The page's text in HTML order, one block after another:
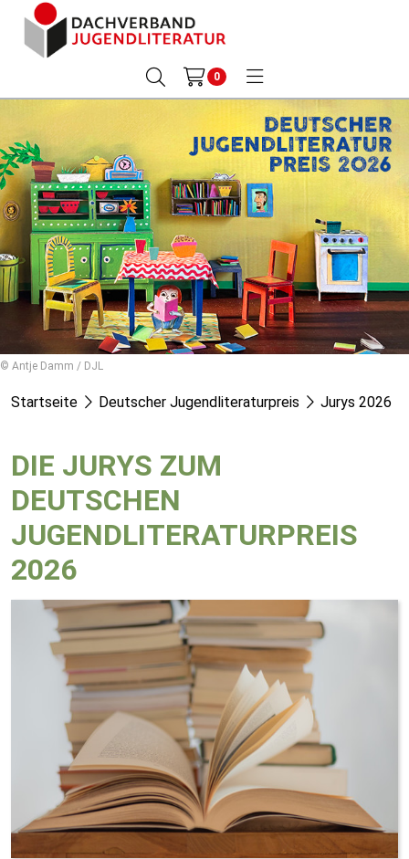
0
© Antje Damm / DJL
Startseite Deutscher Jugendliteraturpreis Jurys 2026
DIE JURYS ZUM
DEUTSCHEN
JUGENDLITERATURPREIS
2026